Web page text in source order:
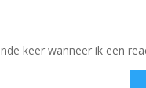
keer wanneer ik een